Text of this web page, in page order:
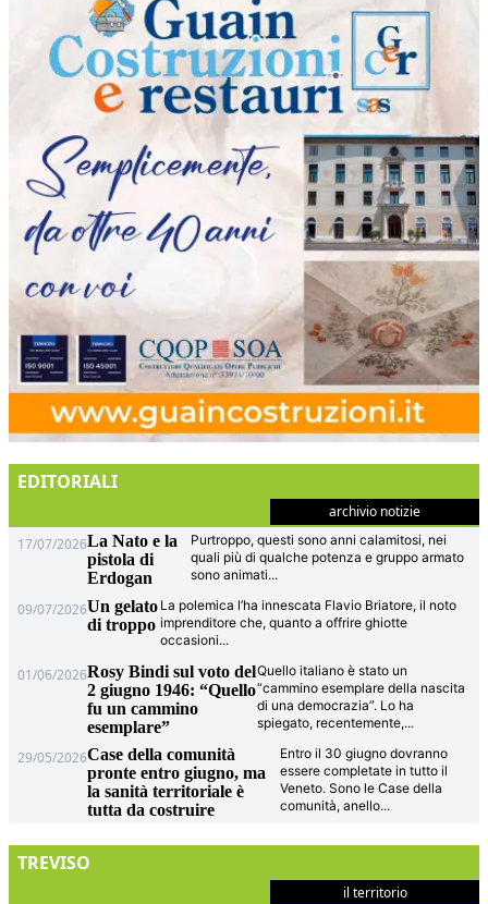
EDITORIALI
archivio notizie
17/07/2026La Nato e la
pistola di
Erdogan
Purtroppo, questi sono anni calamitosi, nei
quali più di qualche potenza e gruppo armato
sono animati...
09/07/2026Un gelato
di troppo
La polemica l’ha innescata Flavio Briatore, il noto
imprenditore che, quanto a offrire ghiotte
occasioni...
01/06/2026Rosy Bindi sul voto del
2 giugno 1946: “Quello
fu un cammino
esemplare”
Quello italiano è stato un
“cammino esemplare della nascita
di una democrazia”. Lo ha
spiegato, recentemente,...
29/05/2026Case della comunità
pronte entro giugno, ma
la sanità territoriale è
tutta da costruire
Entro il 30 giugno dovranno
essere completate in tutto il
Veneto. Sono le Case della
comunità, anello...
TREVISO
il territorio